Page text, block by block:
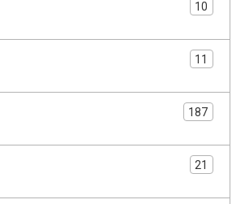
10
11
187
21